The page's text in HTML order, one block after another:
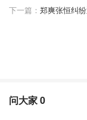
下一篇： 郑爽张恒纠
问大家0